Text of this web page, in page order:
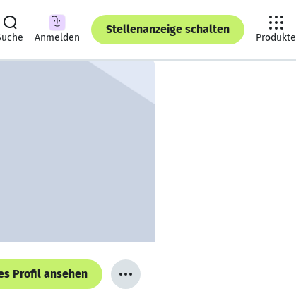
Anmelden
Stellenanzeige schalten
Produkte
Profil ansehen